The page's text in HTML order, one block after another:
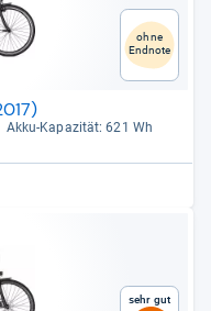
ohne
Endnote
Akku-​Kapa­zi­tät: 621 Wh
Sehr gut